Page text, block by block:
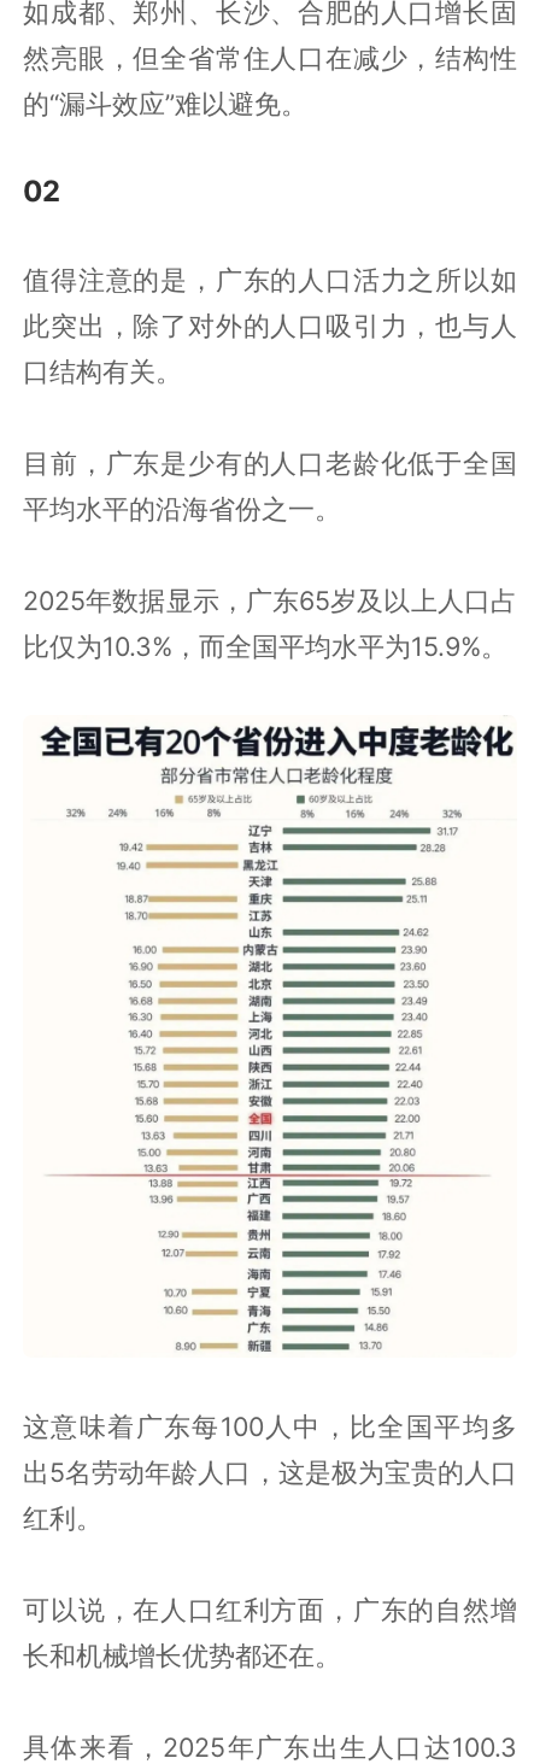
如成都、郑州、长沙、合肥的人口增长固
然亮眼，但全省常住人口在减少，结构性
的“漏斗效应”难以避免。
02
值得注意的是，广东的人口活力之所以如
此突出，除了对外的人口吸引力，也与人
口结构有关。
目前，广东是少有的人口老龄化低于全国
平均水平的沿海省份之一。
2025年数据显示，广东65岁及以上人口占
比仅为10.3%，而全国平均水平为15.9%。
这意味着广东每100人中，比全国平均多
出5名劳动年龄人口，这是极为宝贵的人口
红利。
可以说，在人口红利方面，广东的自然增
长和机械增长优势都还在。
具体来看，2025年广东出生人口达100.3